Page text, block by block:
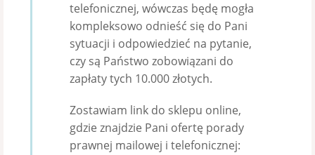
telefonicznej, wówczas będę mogła
kompleksowo odnieść się do Pani
sytuacji i odpowiedzieć na pytanie,
czy są Państwo zobowiązani do
zapłaty tych 10.000 złotych.
Zostawiam link do sklepu online,
gdzie znajdzie Pani ofertę porady
prawnej mailowej i telefonicznej: